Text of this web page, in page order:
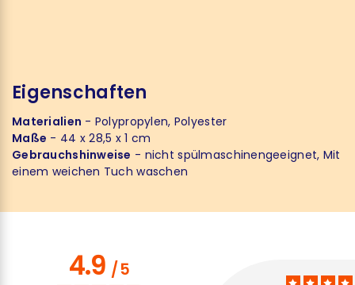
Eigenschaften
Materialien - Polypropylen, Polyester
Maße - 44 x 28,5 x 1 cm
Gebrauchshinweise - nicht spülmaschinengeeignet, Mit
einem weichen Tuch waschen
4.9/5